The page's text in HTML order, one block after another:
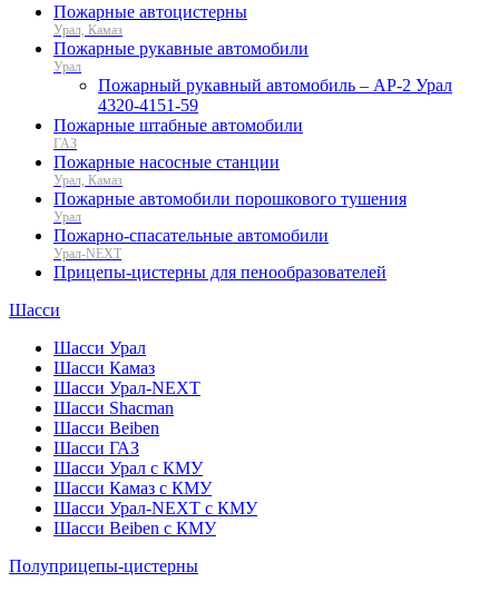
Пожарные автоцистерны
Урал, Камаз
Пожарные рукавные автомобили
Урал
Пожарный рукавный автомобиль – АР-2 Урал
4320-4151-59
Пожарные штабные автомобили
ГАЗ
Пожарные насосные станции
Урал, Камаз
Пожарные автомобили порошкового тушения
Урал
Пожарно-спасательные автомобили
Урал-NEXT
Прицепы-цистерны для пенообразователей
Шасси
Шасси Урал
Шасси Камаз
Шасси Урал-NEXT
Шасси Shacman
Шасси Beiben
Шасси ГАЗ
Шасси Урал с КМУ
Шасси Камаз с КМУ
Шасси Урал-NEXT с КМУ
Шасси Beiben с КМУ
Полуприцепы-цистерны